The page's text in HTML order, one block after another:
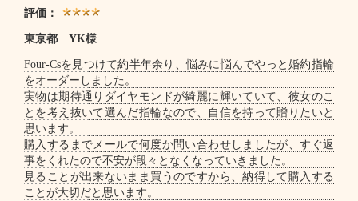
評価：
東京都 YK様
Four-Csを見つけて約半年余り、悩みに悩んでやっと婚約指輪
をオーダーしました。
実物は期待通りダイヤモンドが綺麗に輝いていて、彼女のこ
とを考え抜いて選んだ指輪なので、自信を持って贈りたいと
思います。
購入するまでメールで何度か問い合わせしましたが、すぐ返
事をくれたので不安が段々となくなっていきました。
見ることが出来ないまま買うのですから、納得して購入する
ことが大切だと思います。